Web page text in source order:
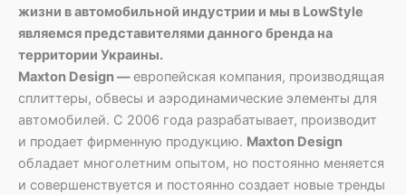
жизни в автомобильной индустрии и мы в LowStyle
являемся представителями данного бренда на
территории Украины.
Maxton Design —европейская компания, производящая
сплиттеры, обвесы и аэродинамические элементы для
автомобилей. С 2006 года разрабатывает, производит
и продает фирменную продукцию. Maxton Design
обладает многолетним опытом, но постоянно меняется
и совершенствуется и постоянно создает новые тренды